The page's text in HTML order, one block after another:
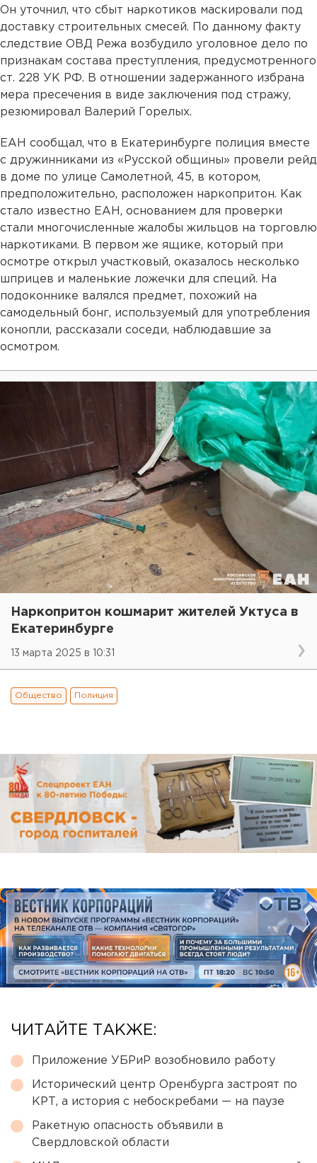
Он уточнил, что сбыт наркотиков маскировали под
доставку строительных смесей. По данному факту
следствие ОВД Режа возбудило уголовное дело по
признакам состава преступления, предусмотренного
ст. 228 УК РФ. В отношении задержанного избрана
мера пресечения в виде заключения под стражу,
резюмировал Валерий Горелых.
ЕАН сообщал, что в Екатеринбурге полиция вместе
с дружинниками из «Русской общины» провели рейд
в доме по улице Самолетной, 45, в котором,
предположительно, расположен наркопритон. Как
стало известно ЕАН, основанием для проверки
стали многочисленные жалобы жильцов на торговлю
наркотиками. В первом же ящике, который при
осмотре открыл участковый, оказалось несколько
шприцев и маленькие ложечки для специй. На
подоконнике валялся предмет, похожий на
самодельный бонг, используемый для употребления
конопли, рассказали соседи, наблюдавшие за
осмотром.
Наркопритон кошмарит жителей Уктуса в
Екатеринбурге
13 марта 2025 в 10:31
Общество Полиция
ЧИТАЙТЕ ТАКЖЕ:
Приложение УБРиР возобновило работу
Исторический центр Оренбурга застроят по
КРТ, а история с небоскребами — на паузе
Ракетную опасность объявили в
Свердловской области